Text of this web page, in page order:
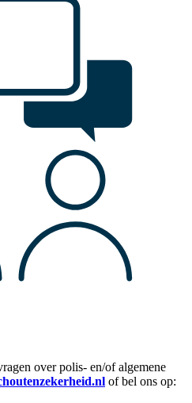
over polis- en/of algemene
of bel ons op: